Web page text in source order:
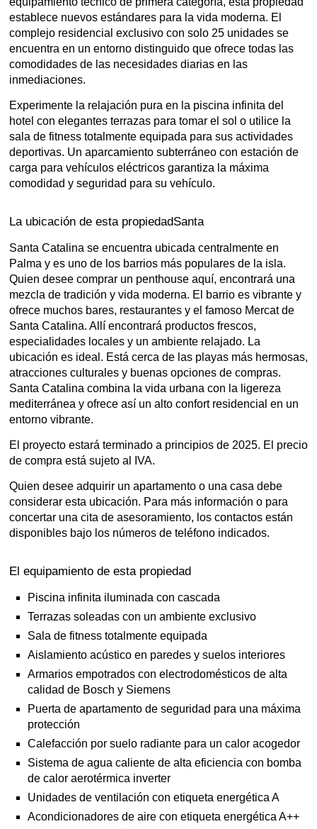
establece nuevos estándares para la vida moderna. El
complejo residencial exclusivo con solo 25 unidades se
encuentra en un entorno distinguido que ofrece todas las
comodidades de las necesidades diarias en las
inmediaciones.
Experimente la relajación pura en la piscina infinita del
hotel con elegantes terrazas para tomar el sol o utilice la
sala de fitness totalmente equipada para sus actividades
deportivas. Un aparcamiento subterráneo con estación de
carga para vehículos eléctricos garantiza la máxima
comodidad y seguridad para su vehículo.
La ubicación de esta propiedadSanta
Santa Catalina se encuentra ubicada centralmente en
Palma y es uno de los barrios más populares de la isla.
Quien desee comprar un penthouse aquí, encontrará una
mezcla de tradición y vida moderna. El barrio es vibrante y
ofrece muchos bares, restaurantes y el famoso Mercat de
Santa Catalina. Allí encontrará productos frescos,
especialidades locales y un ambiente relajado. La
ubicación es ideal. Está cerca de las playas más hermosas,
atracciones culturales y buenas opciones de compras.
Santa Catalina combina la vida urbana con la ligereza
mediterránea y ofrece así un alto confort residencial en un
entorno vibrante.
El proyecto estará terminado a principios de 2025. El precio
de compra está sujeto al IVA.
Quien desee adquirir un apartamento o una casa debe
considerar esta ubicación. Para más información o para
concertar una cita de asesoramiento, los contactos están
disponibles bajo los números de teléfono indicados.
El equipamiento de esta propiedad
Piscina infinita iluminada con cascada
Terrazas soleadas con un ambiente exclusivo
Sala de fitness totalmente equipada
Aislamiento acústico en paredes y suelos interiores
Armarios empotrados con electrodomésticos de alta
calidad de Bosch y Siemens
Puerta de apartamento de seguridad para una máxima
protección
Calefacción por suelo radiante para un calor acogedor
Sistema de agua caliente de alta eficiencia con bomba
de calor aerotérmica inverter
Unidades de ventilación con etiqueta energética A
Acondicionadores de aire con etiqueta energética A++